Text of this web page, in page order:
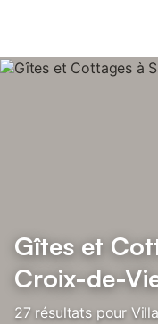
Gîtes et
Croix-de-
27 résultats pour